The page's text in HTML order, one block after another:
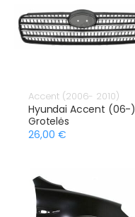
Accent (2006- 2010)
Hyundai Accent (06-)
Grotelės
26,00 €